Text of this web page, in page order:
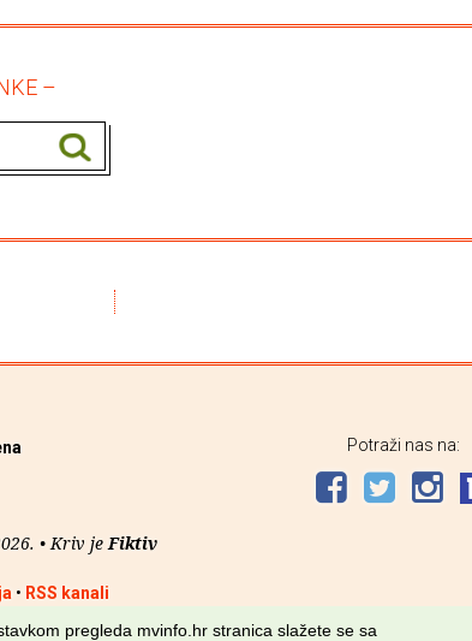
–
• Kriv jeFiktiv
• RSS kanali
Potraži nas na:
pregleda mvinfo.hr stranica slažete se sa